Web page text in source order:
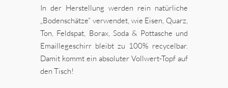
In der Herstellung werden rein natürliche
„Bodenschätze“ verwendet, wie Eisen, Quarz,
Ton, Feldspat, Borax, Soda & Pottasche und
Emaillegeschirr bleibt zu 100% recycelbar.
Damit kommt ein absoluter Vollwert-Topf auf
den Tisch!